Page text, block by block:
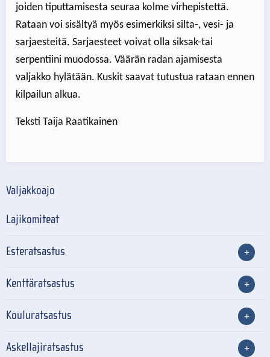
joiden tiputtamisesta seuraa kolme virhepistettä.
Rataan voi sisältyä myös esimerkiksi silta-, vesi- ja
sarjaesteitä. Sarjaesteet voivat olla siksak-tai
serpentiini muodossa. Väärän radan ajamisesta
valjakko hylätään. Kuskit saavat tutustua rataan ennen
kilpailun alkua.
Teksti Taija Raatikainen
Valjakkoajo
Lajikomiteat
Esteratsastus
Kenttäratsastus
Kouluratsastus
Askellajiratsastus